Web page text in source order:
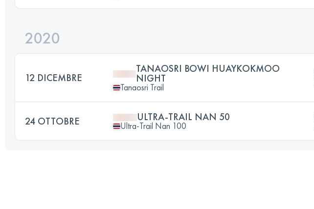
2020
12 DICEMBRE
TANAOSRI BOWI HUAYKOKMOO
NIGHT
Tanaosri Trail
24 OTTOBRE ULTRA-TRAIL NAN 50
Ultra-Trail Nan 100